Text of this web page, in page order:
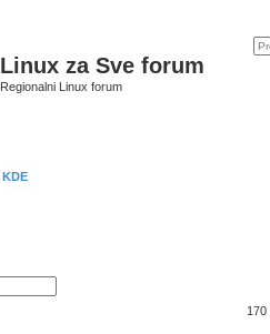
Linux za Sve forum
Regionalni Linux forum
KDE